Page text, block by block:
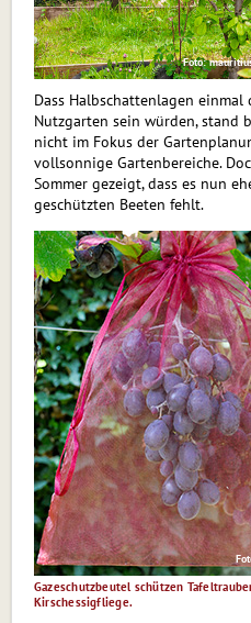
Foto:
Dass Halbschattenlagen
Nutzgarten sein würden, stand
nicht im Fokus der
vollsonnige Gartenbereiche.
Sommer gezeigt, dass es nun
geschützten Beeten fehlt.
Gazeschutzbeutel schützen
Kirschessigfliege.